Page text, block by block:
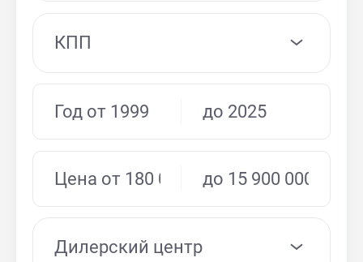
КПП
Дилерский центр